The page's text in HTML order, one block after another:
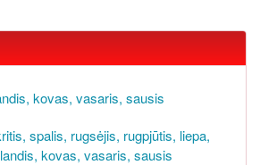
kovas, vasaris, sausis
spalis, rugsėjis, rugpjūtis, liepa,
kovas, vasaris, sausis